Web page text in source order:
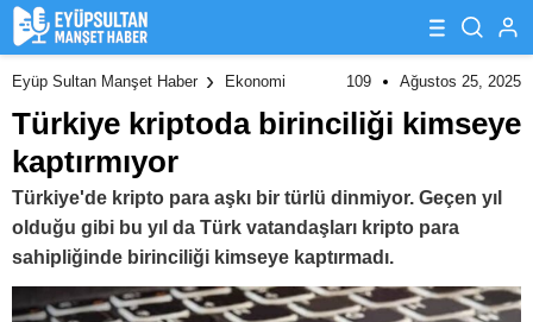
Eyüp Sultan Manşet Haber Ekonomi 109 Ağustos 25, 2025
Türkiye kriptoda birinciliği kimseye
kaptırmıyor
Türkiye'de kripto para aşkı bir türlü dinmiyor. Geçen yıl
olduğu gibi bu yıl da Türk vatandaşları kripto para
sahipliğinde birinciliği kimseye kaptırmadı.